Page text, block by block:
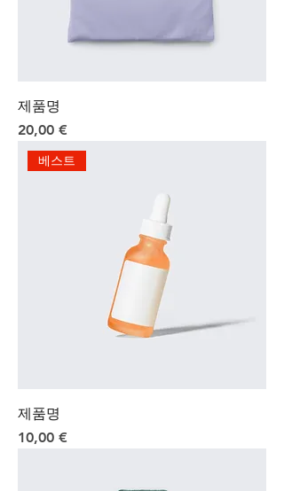
제품명
Preis
20,00 €
베스트
제품명
Preis
10,00 €